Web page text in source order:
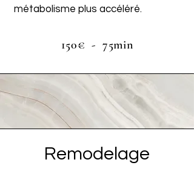
métabolisme plus accéléré.
150€ - 75min
Remodelage